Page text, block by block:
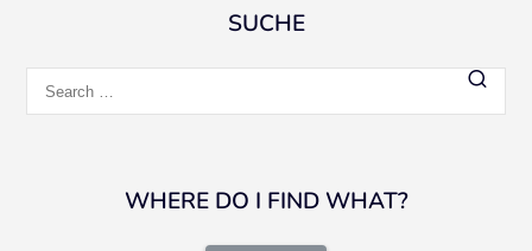
SUCHE
for:
WHERE DO I FIND WHAT?